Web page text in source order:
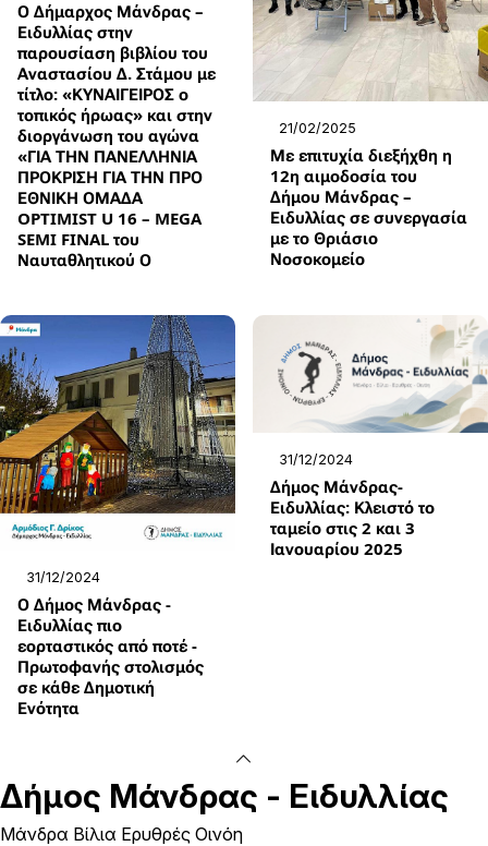
Ο Δήμαρχος Μάνδρας –
Ειδυλλίας στην
παρουσίαση βιβλίου του
Αναστασίου Δ. Στάμου με
τίτλο: «ΚΥΝΑΙΓΕΙΡΟΣ ο
τοπικός ήρωας» και στην
διοργάνωση του αγώνα
«ΓΙΑ ΤΗΝ ΠΑΝΕΛΛΗΝΙΑ
ΠΡΟΚΡΙΣΗ ΓΙΑ ΤΗΝ ΠΡΟ
ΕΘΝΙΚΗ ΟΜΑΔΑ
OPTIMIST U 16 – MEGA
SEMI FINAL του
Ναυταθλητικού Ο
21/02/2025
Με επιτυχία διεξήχθη η
12η αιμοδοσία του
Δήμου Μάνδρας –
Ειδυλλίας σε συνεργασία
με το Θριάσιο
Νοσοκομείο
31/12/2024
Ο Δήμος Μάνδρας -
Ειδυλλίας πιο
εορταστικός από ποτέ -
Πρωτοφανής στολισμός
σε κάθε Δημοτική
Ενότητα
31/12/2024
Δήμος Μάνδρας-
Ειδυλλίας: Κλειστό το
ταμείο στις 2 και 3
Ιανουαρίου 2025
Δήμος Μάνδρας - Ειδυλλίας
Μάνδρα Βίλια Ερυθρές Οινόη